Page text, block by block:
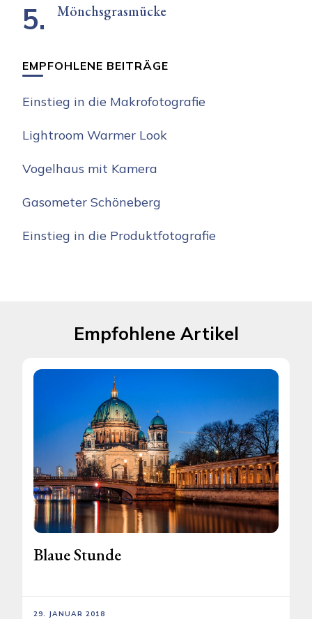
Mönchsgrasmücke
EMPFOHLENE BEITRÄGE
Einstieg in die Makrofotografie
Lightroom Warmer Look
Vogelhaus mit Kamera
Gasometer Schöneberg
Einstieg in die Produktfotografie
Empfohlene Artikel
Blaue Stunde
29. JANUAR 2018